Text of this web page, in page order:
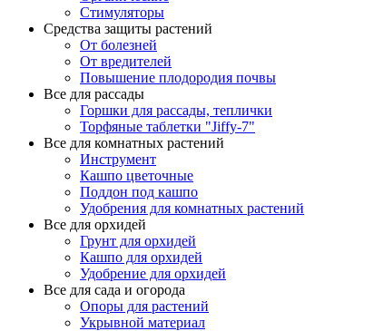
Стимуляторы
Средства защиты растений
От болезней
От вредителей
Повышение плодородия почвы
Все для рассады
Горшки для рассады, теплички
Торфяные таблетки "Jiffy-7"
Все для комнатных растений
Инструмент
Кашпо цветочные
Поддон под кашпо
Удобрения для комнатных растений
Все для орхидей
Грунт для орхидей
Кашпо для орхидей
Удобрение для орхидей
Все для сада и огорода
Опоры для растений
Укрывной материал